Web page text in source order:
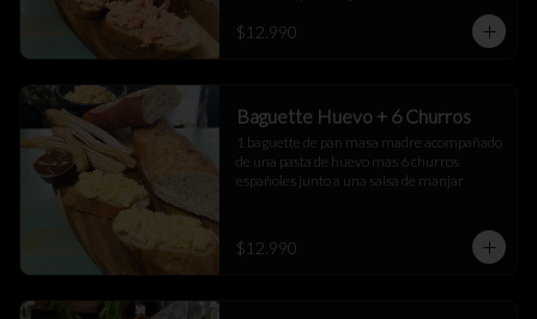
$12.990
Baguette Huevo + 6 Churros
1 baguette de pan masa madre acompañado
de una pasta de huevo mas 6 churros
españoles junto a una salsa de manjar
$12.990